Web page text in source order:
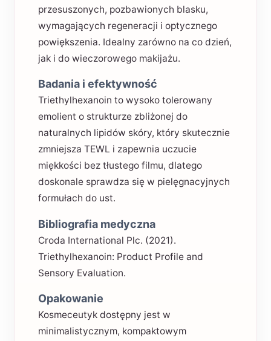
przesuszonych, pozbawionych blasku,
wymagających regeneracji i optycznego
powiększenia. Idealny zarówno na co dzień,
jak i do wieczorowego makijażu.
Badania i efektywność
Triethylhexanoin to wysoko tolerowany
emolient o strukturze zbliżonej do
naturalnych lipidów skóry, który skutecznie
zmniejsza TEWL i zapewnia uczucie
miękkości bez tłustego filmu, dlatego
doskonale sprawdza się w pielęgnacyjnych
formułach do ust.
Bibliografia medyczna
Croda International Plc. (2021).
Triethylhexanoin: Product Profile and
Sensory Evaluation.
Opakowanie
Kosmeceutyk dostępny jest w
minimalistycznym, kompaktowym